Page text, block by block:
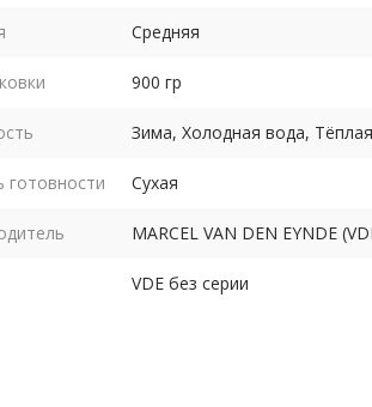
Средняя
900 гр
Зима, Холодная вода,
готовности Сухая
MARCEL VAN DEN EYNDE
VDE без серии